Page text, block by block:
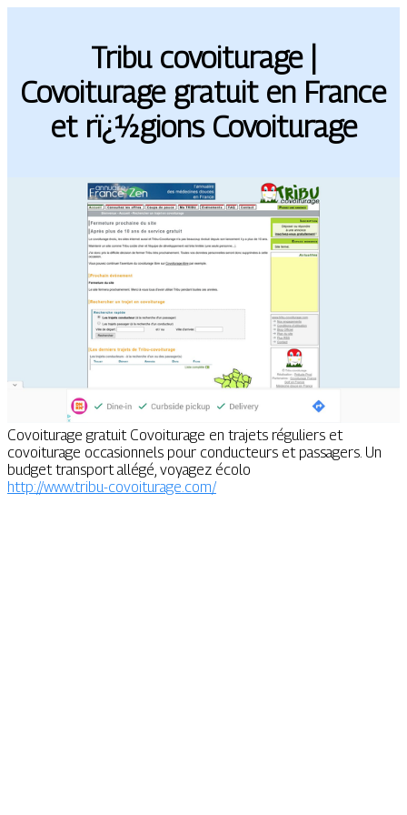
Tribu covoiturage |
Covoiturage gratuit en France
et rï¿½gions Covoiturage
Covoiturage gratuit Covoiturage en trajets réguliers et
covoiturage occasionnels pour conducteurs et passagers. Un
budget transport allégé, voyagez écolo
http://www.tribu-covoiturage.com/